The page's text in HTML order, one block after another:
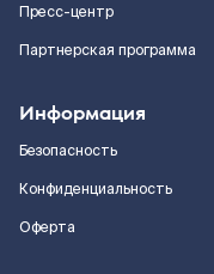
Пресс-центр
Партнерская программа
Информация
Безопасность
Конфиденциальность
Оферта